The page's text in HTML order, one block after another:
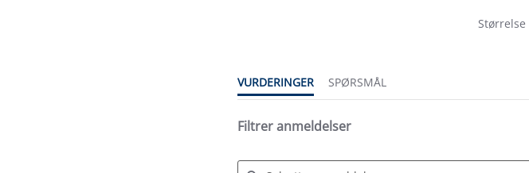
Størrelse
VURDERINGER
SPØRSMÅL
Filtrer anmeldelser